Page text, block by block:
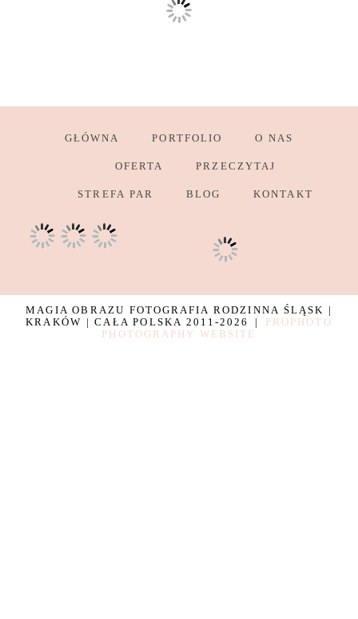
GŁÓWNA PORTFOLIO O NAS
OFERTA PRZECZYTAJ
STREFA PAR BLOG KONTAKT
MAGIA OBRAZU FOTOGRAFIA RODZINNA ŚLĄSK |
KRAKÓW | CAŁA POLSKA 2011-2026
|
PROPHOTO
PHOTOGRAPHY WEBSITE